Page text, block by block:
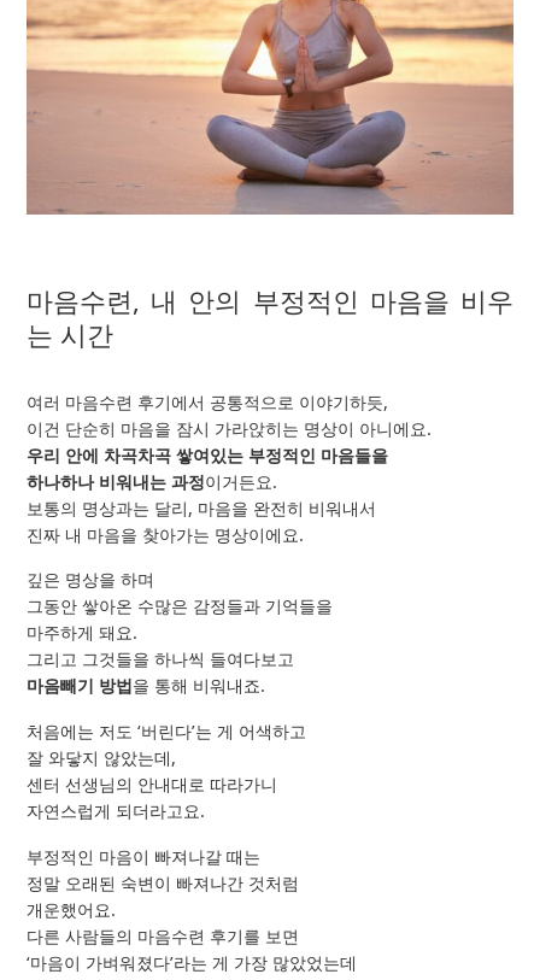
마음수련, 내 안의 부정적인 마음을 비우
는 시간
여러 마음수련 후기에서 공통적으로 이야기하듯,
이건 단순히 마음을 잠시 가라앉히는 명상이 아니에요.
우리 안에 차곡차곡 쌓여있는 부정적인 마음들을
하나하나 비워내는 과정이거든요.
보통의 명상과는 달리, 마음을 완전히 비워내서
진짜 내 마음을 찾아가는 명상이에요.
깊은 명상을 하며
그동안 쌓아온 수많은 감정들과 기억들을
마주하게 돼요.
그리고 그것들을 하나씩 들여다보고
마음빼기 방법을 통해 비워내죠.
처음에는 저도 ‘버린다’는 게 어색하고
잘 와닿지 않았는데,
센터 선생님의 안내대로 따라가니
자연스럽게 되더라고요.
부정적인 마음이 빠져나갈 때는
정말 오래된 숙변이 빠져나간 것처럼
개운했어요.
다른 사람들의 마음수련 후기를 보면
‘마음이 가벼워졌다’라는 게 가장 많았었는데